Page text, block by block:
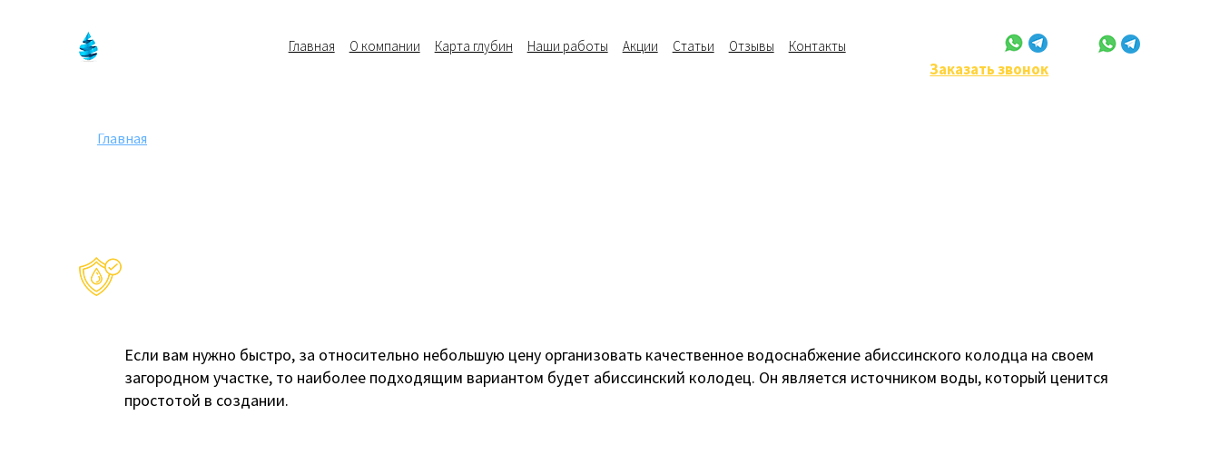
Главная О компании Карта глубин Наши работы Акции Статьи Отзывы Контакты
Заказать звонок
Главная
Если вам нужно быстро, за относительно небольшую цену организовать качественное водоснабжение абиссинского колодца на своем
загородном участке, то наиболее подходящим вариантом будет абиссинский колодец. Он является источником воды, который ценится
простотой в создании.